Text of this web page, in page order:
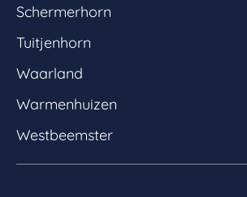
Schermerhorn
Tuitjenhorn
Waarland
Warmenhuizen
Westbeemster